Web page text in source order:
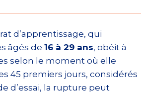
d’apprentissage, qui
âgés de 16 à 29 ans, obéit à
selon le moment où elle
45 premiers jours, considérés
d’essai, la rupture peut